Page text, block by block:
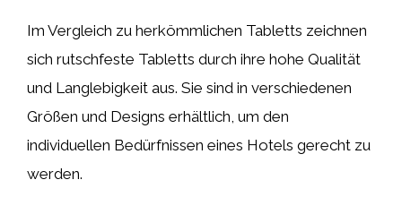
Im Vergleich zu herkömmlichen Tabletts zeichnen
sich rutschfeste Tabletts durch ihre hohe Qualität
und Langlebigkeit aus. Sie sind in verschiedenen
Größen und Designs erhältlich, um den
individuellen Bedürfnissen eines Hotels gerecht zu
werden.